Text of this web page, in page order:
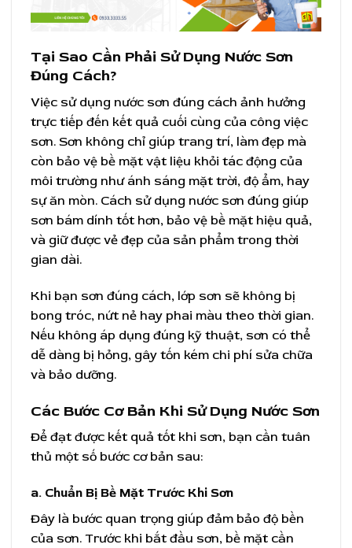
Tại Sao Cần Phải Sử Dụng Nước Sơn
Đúng Cách?
Việc sử dụng nước sơn đúng cách ảnh hưởng
trực tiếp đến kết quả cuối cùng của công việc
sơn. Sơn không chỉ giúp trang trí, làm đẹp mà
còn bảo vệ bề mặt vật liệu khỏi tác động của
môi trường như ánh sáng mặt trời, độ ẩm, hay
sự ăn mòn. Cách sử dụng nước sơn đúng giúp
sơn bám dính tốt hơn, bảo vệ bề mặt hiệu quả,
và giữ được vẻ đẹp của sản phẩm trong thời
gian dài.
Khi bạn sơn đúng cách, lớp sơn sẽ không bị
bong tróc, nứt nẻ hay phai màu theo thời gian.
Nếu không áp dụng đúng kỹ thuật, sơn có thể
dễ dàng bị hỏng, gây tốn kém chi phí sửa chữa
và bảo dưỡng.
Các Bước Cơ Bản Khi Sử Dụng Nước Sơn
Để đạt được kết quả tốt khi sơn, bạn cần tuân
thủ một số bước cơ bản sau:
a. Chuẩn Bị Bề Mặt Trước Khi Sơn
Đây là bước quan trọng giúp đảm bảo độ bền
của sơn. Trước khi bắt đầu sơn, bề mặt cần